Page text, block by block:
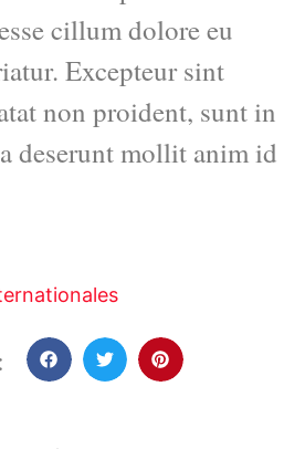
cillum dolore eu
Excepteur sint
non proident, sunt in
deserunt mollit anim id